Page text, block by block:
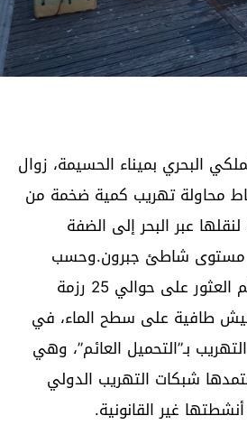
البحري بميناء الحسيمة، زوال
محاولة تهريب كمية ضخمة من
عبر البحر إلى الضفة
مستوى شاطئ جبرون.وحسب
مصادر مطلعة، فقد تم العثور على حوالي 25 رزمة
طافية على سطح الماء، في
بـ”التحميل العائم”، وهي
شبكات التهريب الدولي
غير القانونية.